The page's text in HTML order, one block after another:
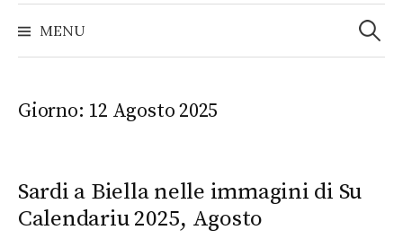
MENU per:
Giorno: 12 Agosto 2025
Sardi a Biella nelle immagini di Su
Calendariu 2025, Agosto